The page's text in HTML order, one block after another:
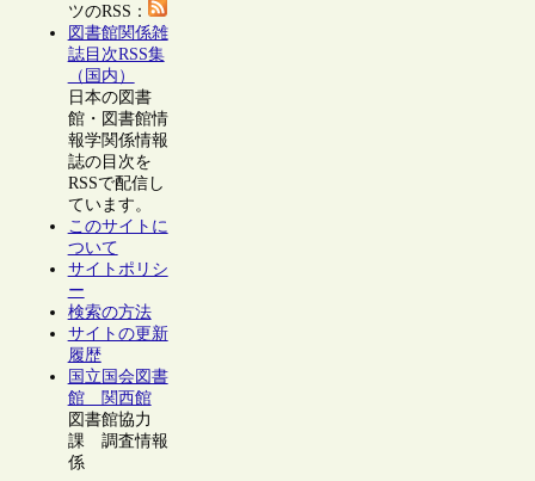
ツのRSS：
図書館関係雑
誌目次RSS集
（国内）
日本の図書
館・図書館情
報学関係情報
誌の目次を
RSSで配信し
ています。
このサイトに
ついて
サイトポリシ
ー
検索の方法
サイトの更新
履歴
国立国会図書
館 関西館
図書館協力
課 調査情報
係